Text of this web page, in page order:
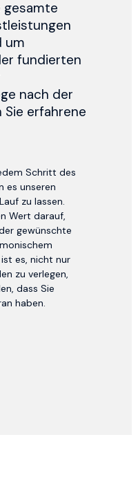
gesamte
um
fundierten
nach der
erfahrene
Schritt des
es unseren
zu lassen.
Wert darauf,
gewünschte
ist es, nicht nur
zu verlegen,
dass Sie
haben.